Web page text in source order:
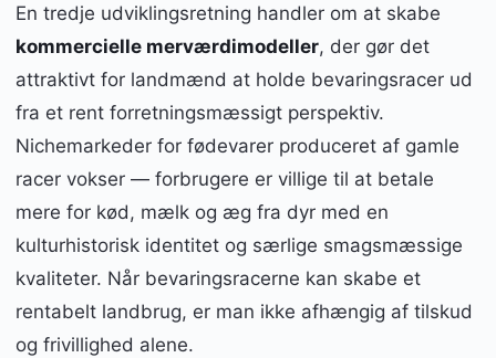
En tredje udviklingsretning handler om at skabe
kommercielle merværdimodeller, der gør det
attraktivt for landmænd at holde bevaringsracer ud
fra et rent forretningsmæssigt perspektiv.
Nichemarkeder for fødevarer produceret af gamle
racer vokser — forbrugere er villige til at betale
mere for kød, mælk og æg fra dyr med en
kulturhistorisk identitet og særlige smagsmæssige
kvaliteter. Når bevaringsracerne kan skabe et
rentabelt landbrug, er man ikke afhængig af tilskud
og frivillighed alene.